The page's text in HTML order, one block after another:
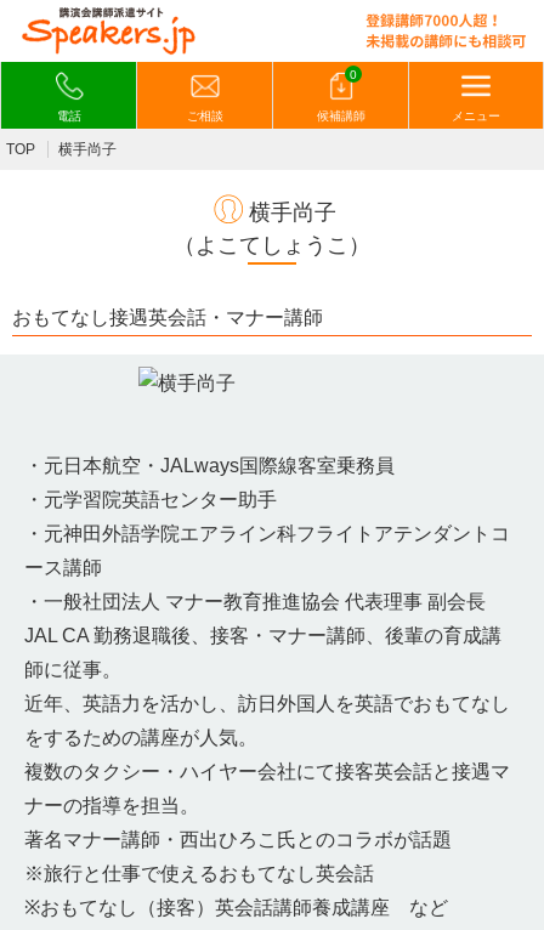
電話 ご相談
0
候補講師 メニュー
TOP 横手尚子
横手尚子
（よこてしょうこ）
おもてなし接遇英会話・マナー講師
・元日本航空・JALways国際線客室乗務員
・元学習院英語センター助手
・元神田外語学院エアライン科フライトアテンダントコ
ース講師
・一般社団法人 マナー教育推進協会 代表理事 副会長
JAL CA 勤務退職後、接客・マナー講師、後輩の育成講
師に従事。
近年、英語力を活かし、訪日外国人を英語でおもてなし
をするための講座が人気。
複数のタクシー・ハイヤー会社にて接客英会話と接遇マ
ナーの指導を担当。
著名マナー講師・西出ひろこ氏とのコラボが話題
※旅行と仕事で使えるおもてなし英会話
※おもてなし（接客）英会話講師養成講座 など